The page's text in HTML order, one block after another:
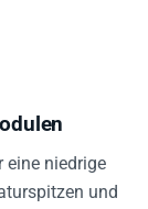
eine niedrige
und